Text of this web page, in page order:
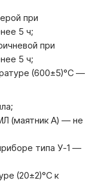
при
5 ч;
при
5 ч;
(600±5)°C —
(маятник А) — не
типа У-1 —
(20±2)°C к